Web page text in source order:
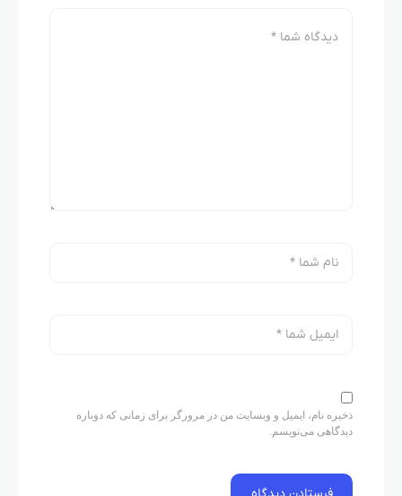
ذخیره نام، ایمیل و وبسایت من در مرورگر برای زمانی که دوباره
دیدگاهی می‌نویسم.